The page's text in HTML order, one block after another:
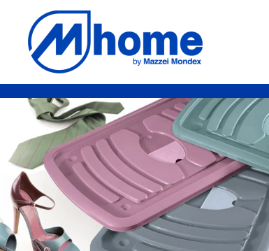
Skip to main content